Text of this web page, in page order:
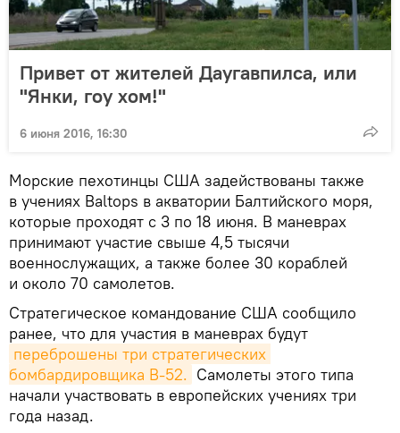
Привет от жителей Даугавпилса, или
"Янки, гоу хом!"
6 июня 2016, 16:30
Морские пехотинцы США задействованы также
в учениях Baltops в акватории Балтийского моря,
которые проходят с 3 по 18 июня. В маневрах
принимают участие свыше 4,5 тысячи
военнослужащих, а также более 30 кораблей
и около 70 самолетов.
Стратегическое командование США сообщило
ранее, что для участия в маневрах будут
переброшены три стратегических
бомбардировщика В-52. Самолеты этого типа
начали участвовать в европейских учениях три
года назад.